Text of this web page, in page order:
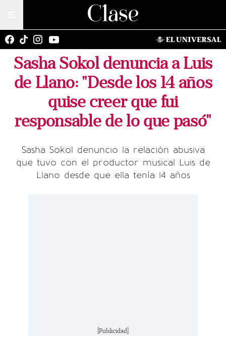
Sasha Sokol denuncia a Luis
de Llano: "Desde los 14 años
quise creer que fui
responsable de lo que pasó"
Sasha Sokol denuncio la relación abusiva
que tuvo con el productor musical Luis de
Llano desde que ella tenía 14 años
[Publicidad]